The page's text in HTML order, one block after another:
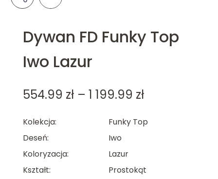
Dywan FD Funky Top
Iwo Lazur
554.99 zł – 1 199.99 zł
od
do
Kolekcja
Funky Top
Deseń
Iwo
Koloryzacja
Lazur
Kształt
Prostokąt